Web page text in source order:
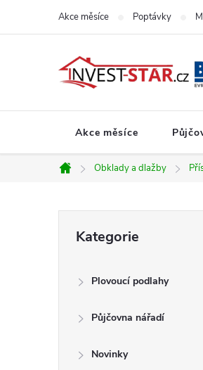
Akce měsíce Poptávky
Akce měsíce
Domů
Obklady a dlažby
kategorie
Kategorie
Plovoucí podlahy
Půjčovna nářadí
Novinky